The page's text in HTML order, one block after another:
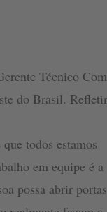
Técnico
do Brasil.
todos estamos
em equipe é a
possa abrir